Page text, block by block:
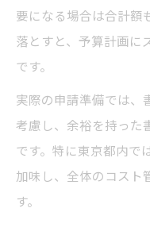
要になる場合は合計額
落とすと、予算計画に
です。
実際の申請準備では、
考慮し、余裕を持った
です。特に東京都内で
加味し、全体のコスト
す。